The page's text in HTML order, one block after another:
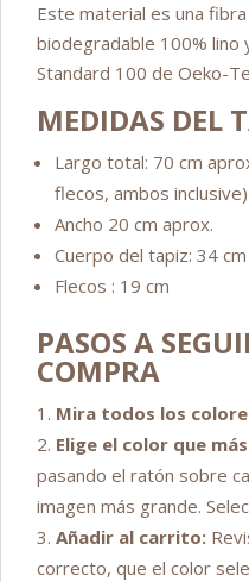
Este material es una
biodegradable 100% lino
Standard 100 de Oeko-
MEDIDAS DEL
Largo total: 70 cm
flecos, ambos inclusive)
Ancho 20 cm aprox.
Cuerpo del tapiz: 34
Flecos : 19 cm
PASOS A
COMPRA
Mira todos los
Elige el color que
pasando el ratón sobre
imagen más grande.
Añadir al carrito:
correcto, que el color